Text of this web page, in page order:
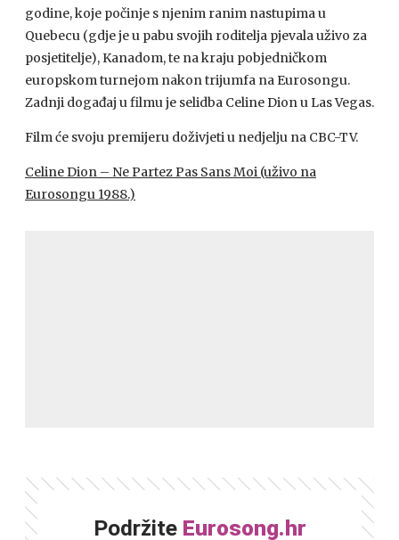
godine, koje počinje s njenim ranim nastupima u
Quebecu (gdje je u pabu svojih roditelja pjevala uživo za
posjetitelje), Kanadom, te na kraju pobjedničkom
europskom turnejom nakon trijumfa na Eurosongu.
Zadnji događaj u filmu je selidba Celine Dion u Las Vegas.
Film će svoju premijeru doživjeti u nedjelju na CBC-TV.
Celine Dion – Ne Partez Pas Sans Moi (uživo na
Eurosongu 1988.)
Podržite Eurosong.hr